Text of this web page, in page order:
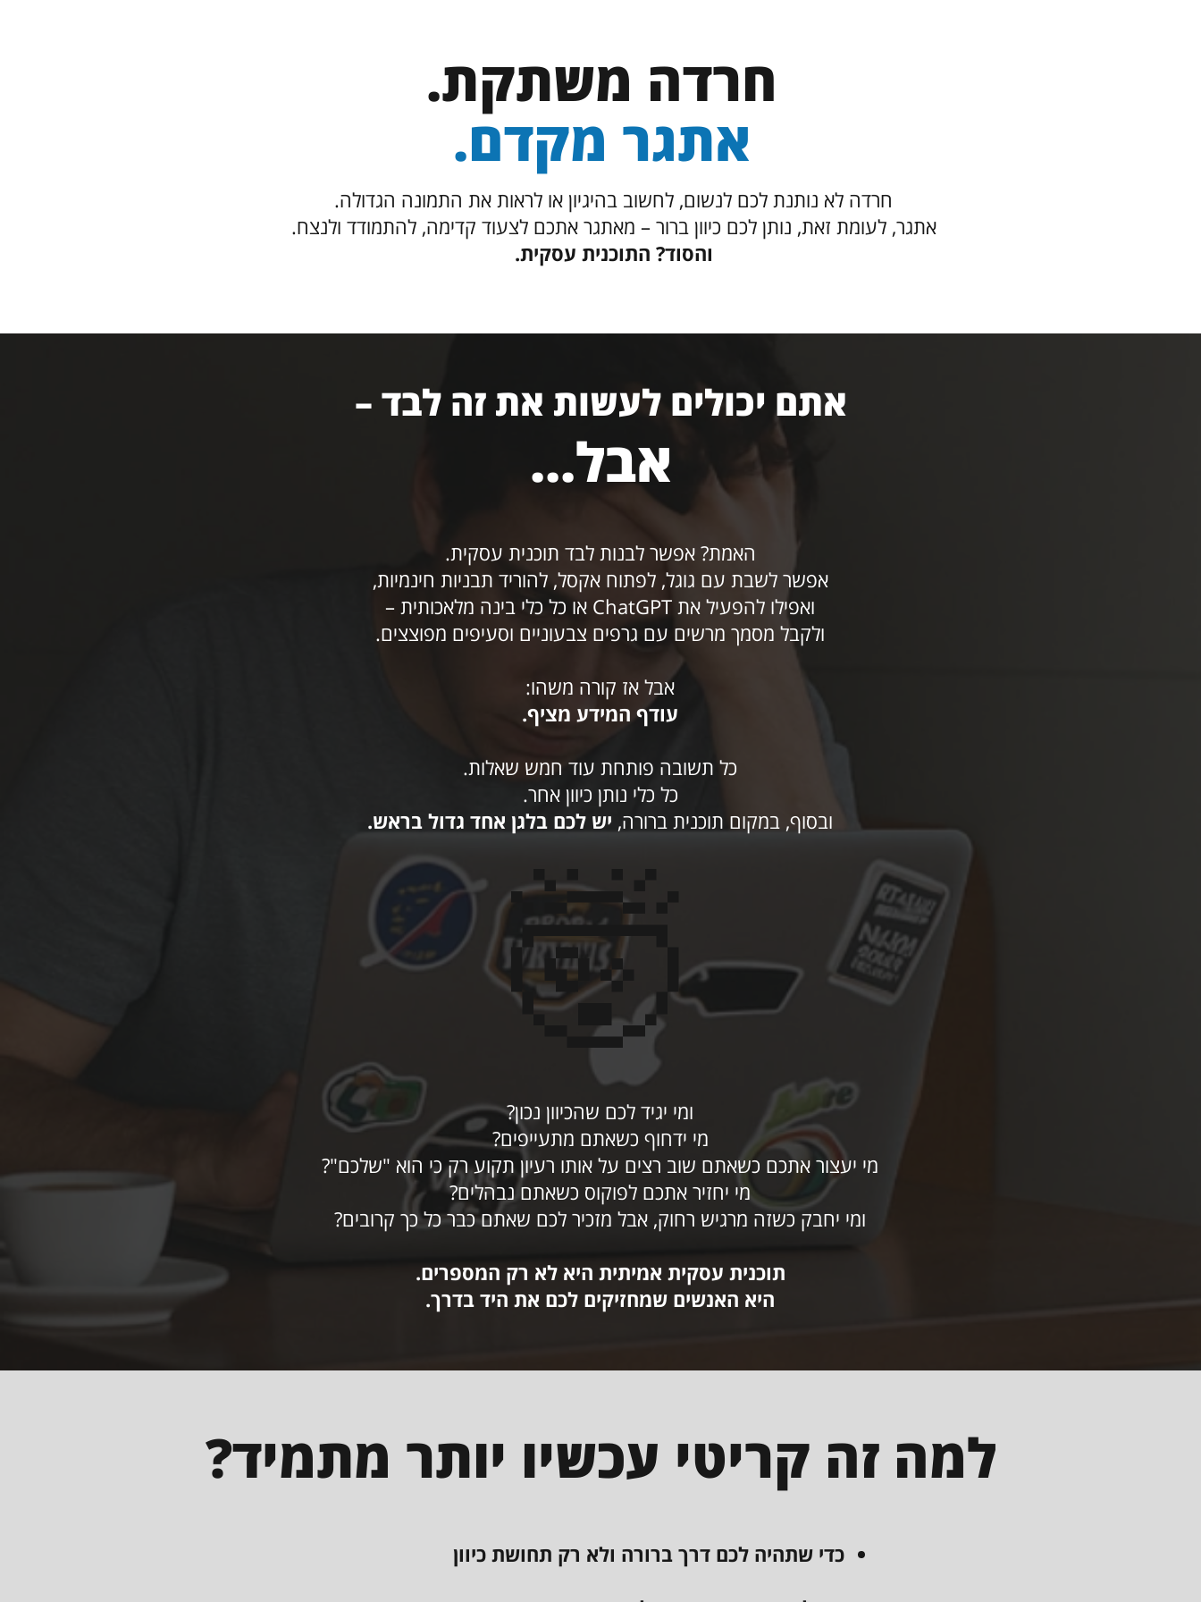
חרדה משתקת.
אתגר מקדם.
חרדה לא נותנת לכם לנשום, לחשוב בהיגיון או לראות את התמונה הגדולה.
אתגר, לעומת זאת, נותן לכם כיוון ברור – מאתגר אתכם לצעוד קדימה, להתמודד ולנצח.
והסוד? התוכנית עסקית.
אתם יכולים לעשות את זה לבד –
אבל...
האמת? אפשר לבנות לבד תוכנית עסקית.
אפשר לשבת עם גוגל, לפתוח אקסל, להוריד תבניות חינמיות,
ואפילו להפעיל את ChatGPT או כל כלי בינה מלאכותית –
ולקבל מסמך מרשים עם גרפים צבעוניים וסעיפים מפוצצים.
אבל אז קורה משהו:
עודף המידע מציף.
כל תשובה פותחת עוד חמש שאלות.
כל כלי נותן כיוון אחר.
ובסוף, במקום תוכנית ברורה, יש לכם בלגן אחד גדול בראש.
🤯
ומי יגיד לכם שהכיוון נכון?
מי ידחוף כשאתם מתעייפים?
מי יעצור אתכם כשאתם שוב רצים על אותו רעיון תקוע רק כי הוא "שלכם"?
מי יחזיר אתכם לפוקוס כשאתם נבהלים?
ומי יחבק כשזה מרגיש רחוק, אבל מזכיר לכם שאתם כבר כל כך קרובים?
תוכנית עסקית אמיתית היא לא רק המספרים.
היא האנשים שמחזיקים לכם את היד בדרך.
למה זה קריטי עכשיו יותר מתמיד?
כדי שתהיה לכם דרך ברורה ולא רק תחושת כיוון